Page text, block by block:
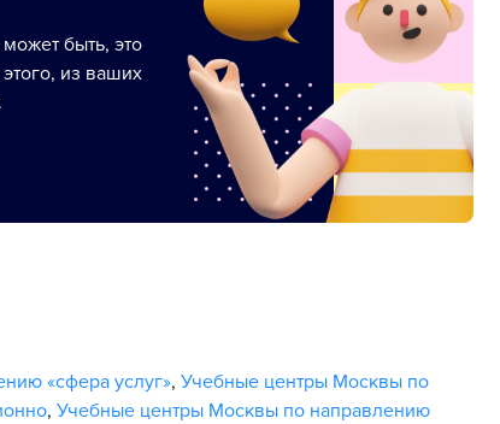
быть, это
из ваших
«сфера услуг», Учебные центры Москвы по
, Учебные центры Москвы по направлению